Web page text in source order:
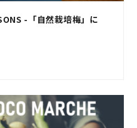
-「自然栽培梅」に